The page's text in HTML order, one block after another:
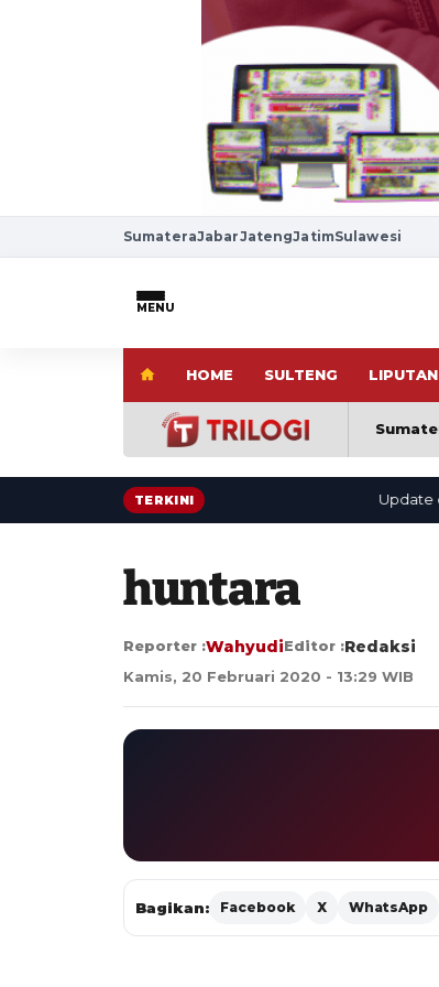
SumateraJabarJatengJatimSulawesi
MENU
HOME SULTENG
TERKINI Update
huntara
Reporter :WahyudiEditor :Redaksi
Kamis, 20 Februari 2020 - 13:29 WIB
Bagikan: Facebook X WhatsApp